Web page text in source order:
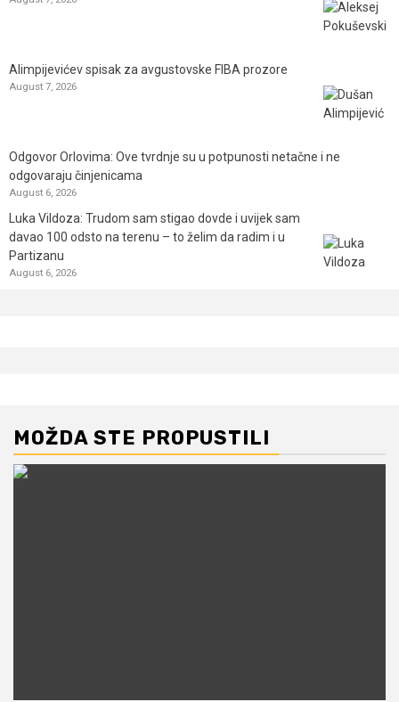
Alimpijevićev spisak za avgustovske FIBA prozore
August 7, 2026
Odgovor Orlovima: ​Ove tvrdnje su u potpunosti netačne i ne
odgovaraju činjenicama
August 6, 2026
Luka Vildoza: Trudom sam stigao dovde i uvijek sam
davao 100 odsto na terenu – to želim da radim i u
Partizanu
August 6, 2026
MOŽDA STE PROPUSTILI